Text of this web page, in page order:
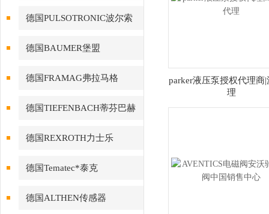
德国PULSOTRONIC波尔索
德国BAUMER堡盟
德国FRAMAG弗拉马格
德国TIEFENBACH蒂芬巴赫
德国REXROTH力士乐
德国Tematec*泰克
德国ALTHEN传感器
parker液压泵授权代理商
理